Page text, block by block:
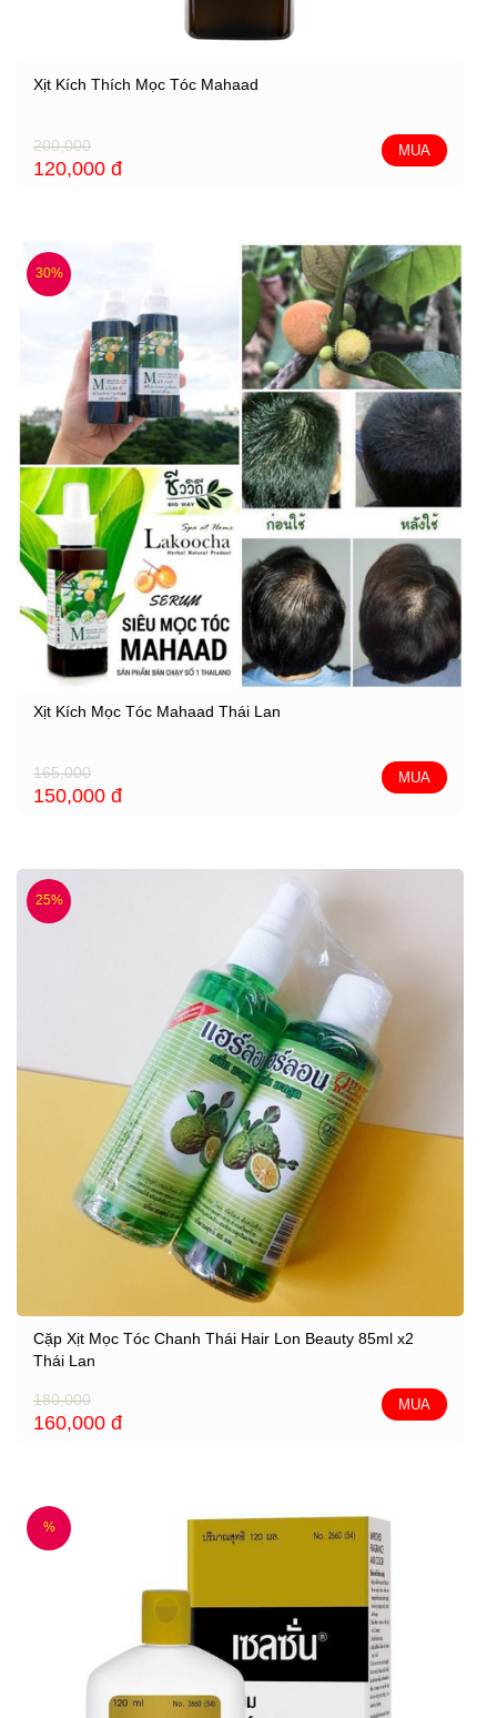
Xịt Kích Thích Mọc Tóc Mahaad
200,000
120,000 đ
MUA
30%
Xịt Kích Mọc Tóc Mahaad Thái Lan
165,000
150,000 đ
MUA
25%
Cặp Xịt Mọc Tóc Chanh Thái Hair Lon Beauty 85ml x2
Thái Lan
180,000
160,000 đ
MUA
%